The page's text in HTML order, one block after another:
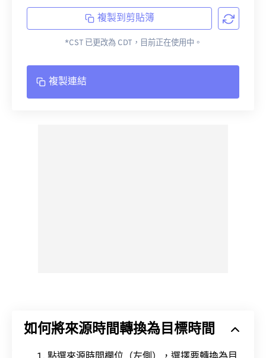
複製到剪貼簿
*CST 已更改為 CDT，目前正在使用中。
複製連結
如何將來源時間轉換為目標時間